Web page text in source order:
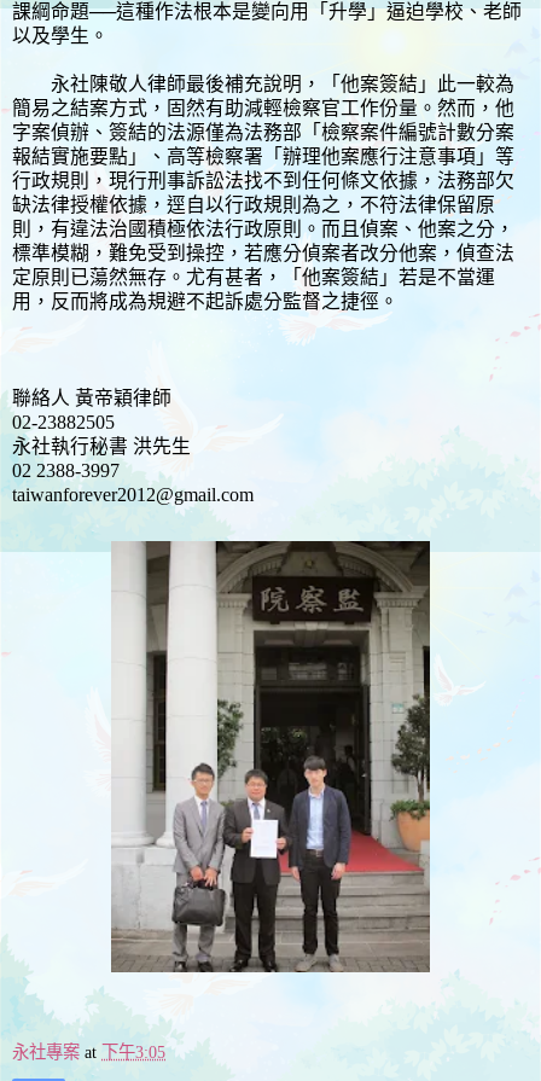
課綱命題──這種作法根本是變向用「升學」逼迫學校、老師
以及學生。
永社陳敬人律師最後補充說明，「他案簽結」此一較為
簡易之結案方式，固然有助減輕檢察官工作份量。然而，他
字案偵辦、簽結的法源僅為法務部「檢察案件編號計數分案
報結實施要點」、高等檢察署「辦理他案應行注意事項」等
行政規則，現行刑事訴訟法找不到任何條文依據，法務部欠
缺法律授權依據，逕自以行政規則為之，不符法律保留原
則，有違法治國積極依法行政原則。而且偵案、他案之分，
標準模糊，難免受到操控，若應分偵案者改分他案，偵查法
定原則已蕩然無存。尤有甚者，「他案簽結」若是不當運
用，反而將成為規避不起訴處分監督之捷徑。
聯絡人 黃帝穎律師
02-23882505
永社執行秘書 洪先生
02 2388-3997
taiwanforever2012@gmail.com
永社專案 at 下午3:05